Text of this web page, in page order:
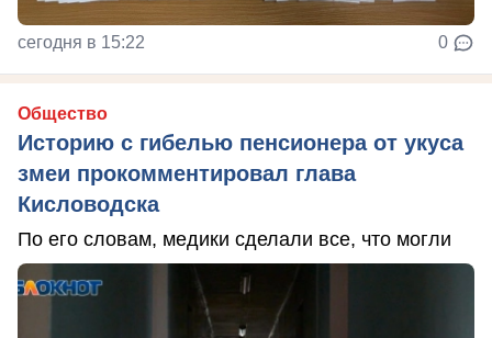
сегодня в 15:22 0
Общество
Историю с гибелью пенсионера от укуса
змеи прокомментировал глава
Кисловодска
По его словам, медики сделали все, что могли